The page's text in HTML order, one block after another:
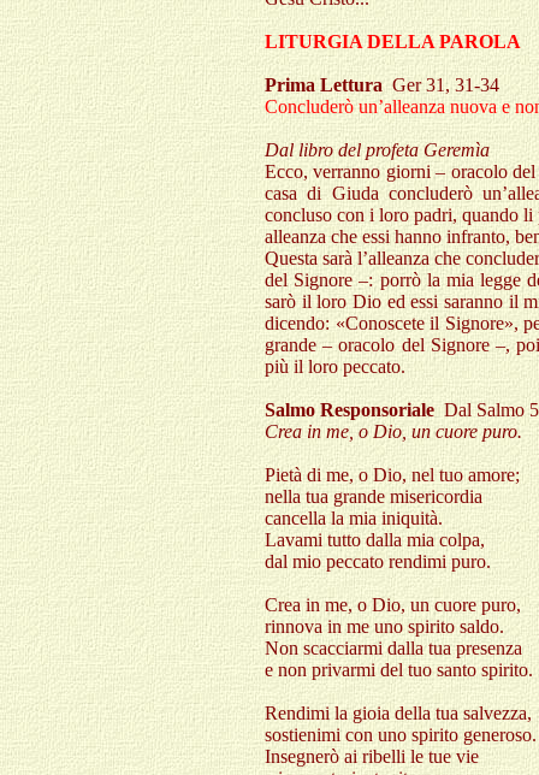
LITURGIA DELLA PAROLA
Prima Lettura Ger 31, 31-34
Concluderò un’alleanza nuova e
Dal libro del profeta Geremìa
Ecco, verranno giorni – oracolo
casa di Giuda concluderò
concluso con i loro padri, quando li
alleanza che essi hanno infranto,
Questa sarà l’alleanza che
del Signore –: porrò la mia legge
sarò il loro Dio ed essi saranno il
dicendo: «Conoscete il Signore»,
grande – oracolo del Signore –,
più il loro peccato.
Salmo Responsoriale Dal Salmo
Crea in me, o Dio, un cuore puro.
Pietà di me, o Dio, nel tuo amore;
nella tua grande misericordia
cancella la mia iniquità.
Lavami tutto dalla mia colpa,
dal mio peccato rendimi puro.
Crea in me, o Dio, un cuore puro,
rinnova in me uno spirito saldo.
Non scacciarmi dalla tua presenza
e non privarmi del tuo santo spirito.
Rendimi la gioia della tua salvezza,
sostienimi con uno spirito generoso.
Insegnerò ai ribelli le tue vie